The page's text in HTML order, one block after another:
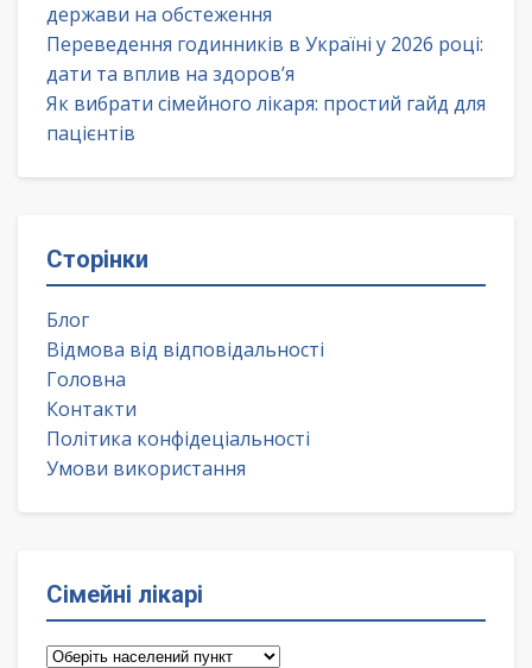
держави на обстеження
Переведення годинників в Україні у 2026 році:
дати та вплив на здоров’я
Як вибрати сімейного лікаря: простий гайд для
пацієнтів
Сторінки
Блог
Відмова від відповідальності
Головна
Контакти
Політика конфідеціальності
Умови використання
Сімейні лікарі
Сімейні